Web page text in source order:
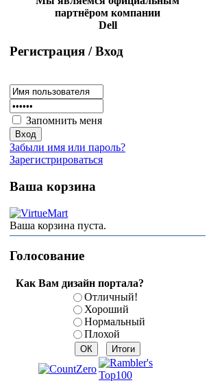
партнёром компании
Dell
Регистрация / Вход
Запомнить меня
Забыли имя или пароль?
Зарегистрироваться
Ваша корзина
Ваша корзина пуста.
Голосование
Как Вам дизайн портала?
Отличный!
Хороший
Нормальный
Плохой